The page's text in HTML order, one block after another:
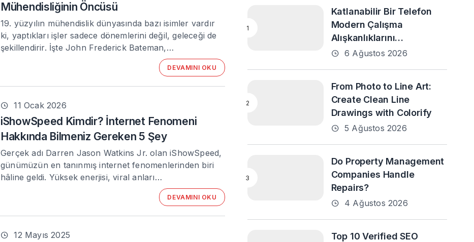
Mühendisliğinin Öncüsü
19. yüzyılın mühendislik dünyasında bazı isimler vardır
ki, yaptıkları işler sadece dönemlerini değil, geleceği de
şekillendirir. İşte John Frederick Bateman,…
DEVAMINI OKU
11 Ocak 2026
iShowSpeed Kimdir? İnternet Fenomeni
Hakkında Bilmeniz Gereken 5 Şey
Gerçek adı Darren Jason Watkins Jr. olan iShowSpeed,
günümüzün en tanınmış internet fenomenlerinden biri
hâline geldi. Yüksek enerjisi, viral anları…
DEVAMINI OKU
12 Mayıs 2025
Katlanabilir Bir Telefon
Modern Çalışma
Alışkanlıklarını
Destekleyebilir mi?
6 Ağustos 2026
From Photo to Line Art:
Create Clean Line
Drawings with Colorify
5 Ağustos 2026
Do Property Management
Companies Handle
Repairs?
4 Ağustos 2026
Top 10 Verified SEO